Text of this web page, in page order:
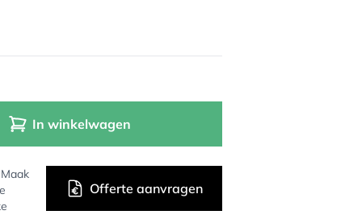
In winkelwagen
Offerte aanvragen